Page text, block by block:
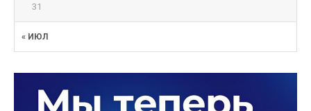
« ИЮЛ
31